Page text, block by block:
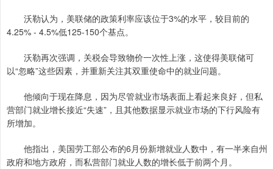
沃勒认为，美联储的政策利率应该位于3%的水平，较目前的
4.25% - 4.5%低125-150个基点。
沃勒再次强调，关税会导致物价一次性上涨，这使得美联储可
以“忽略”这些因素，并重新关注其双重使命中的就业问题。
他倾向于现在降息，因为尽管就业市场表面上看起来良好，但私
营部门就业增长接近“失速”，且其他数据显示就业市场的下行风险有
所增加。
他指出，美国劳工部公布的6月份新增就业人数中，有一半来自州
政府和地方政府，而私营部门就业人数的增长低于前两个月。